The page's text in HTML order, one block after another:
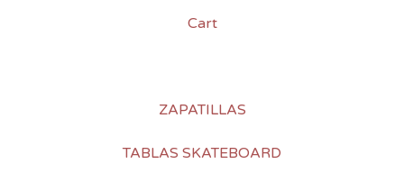
Cart
ZAPATILLAS
TABLAS SKATEBOARD